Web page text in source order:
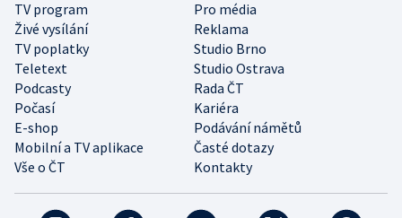
TV program
Pro média
Živé vysílání
Reklama
TV poplatky
Studio Brno
Teletext
Studio Ostrava
Podcasty
Rada ČT
Počasí
Kariéra
E-shop
Podávání námětů
Mobilní a TV aplikace
Časté dotazy
Vše o ČT
Kontakty